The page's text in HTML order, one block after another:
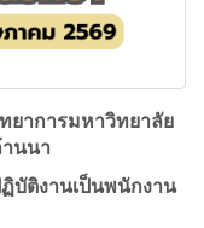
ยาการมหาวิทยาลัย
นนา
บัติงานเป็นพนักงาน